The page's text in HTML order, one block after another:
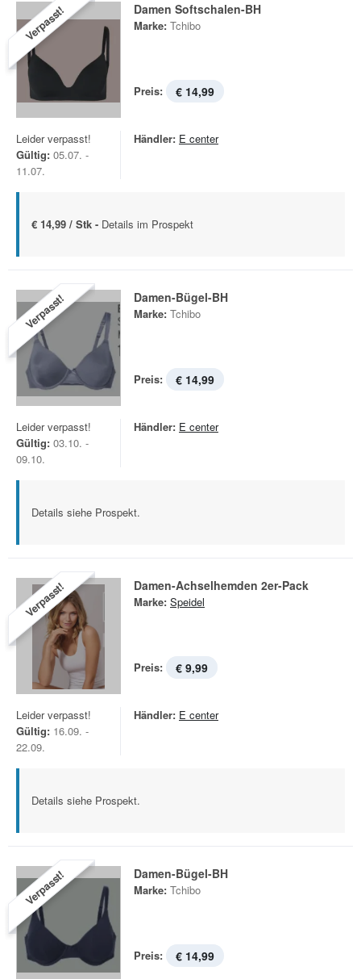
Verpasst! Damen Softschalen-BH
Marke: Tchibo
Preis: € 14,99
Leider verpasst!
Gültig: 05.07. -
11.07.
Händler: E center
€ 14,99 / Stk - Details im Prospekt
Verpasst! Damen-Bügel-BH
Marke: Tchibo
Preis: € 14,99
Leider verpasst!
Gültig: 03.10. -
09.10.
Händler: E center
Details siehe Prospekt.
Verpasst! Damen-Achselhemden 2er-Pack
Marke: Speidel
Preis: € 9,99
Leider verpasst!
Gültig: 16.09. -
22.09.
Händler: E center
Details siehe Prospekt.
Verpasst! Damen-Bügel-BH
Marke: Tchibo
Preis: € 14,99